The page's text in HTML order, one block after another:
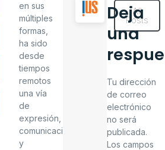
en sus
múltiples
formas,
ha sido
desde
tiempos
remotos
una vía
de
expresión,
comunicación
y
All
Posts
Deja
una
Tu dirección
de correo
electrónico
no será
publicada.
Los campos